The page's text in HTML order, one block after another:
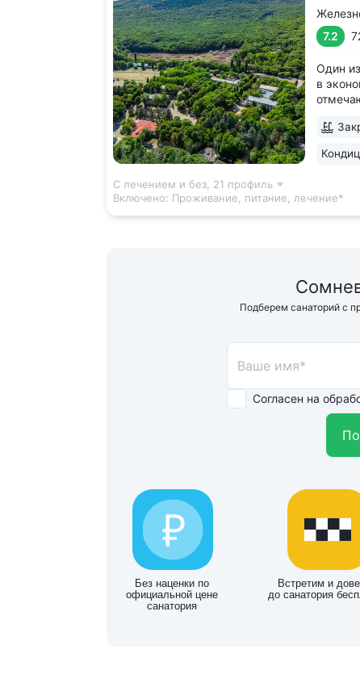
7.2
Один
в
леса,
С лечением и без, 21 профиль
Включено: Проживание, питание, лечение*
Подберем санаторий с
Согласен на
Без наценки по
официальной цене
санатория
Встретим и
до санатория